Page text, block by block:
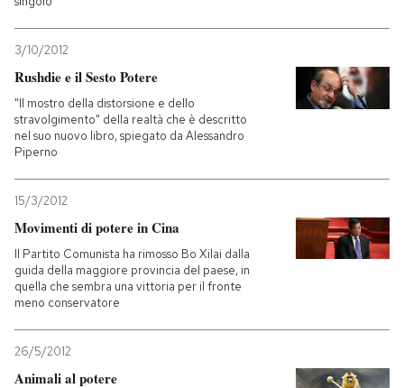
3/10/2012
Rushdie e il Sesto Potere
"Il mostro della distorsione e dello
stravolgimento" della realtà che è descritto
nel suo nuovo libro, spiegato da Alessandro
Piperno
15/3/2012
Movimenti di potere in Cina
Il Partito Comunista ha rimosso Bo Xilai dalla
guida della maggiore provincia del paese, in
quella che sembra una vittoria per il fronte
meno conservatore
26/5/2012
Animali al potere